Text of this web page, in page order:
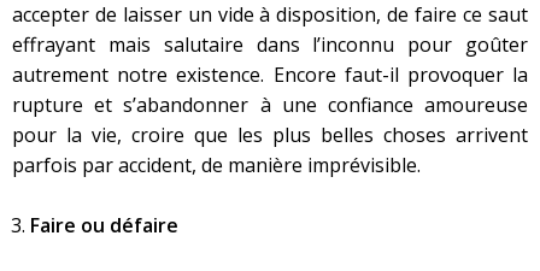
accepter de laisser un vide à disposition, de faire ce saut
effrayant mais salutaire dans l’inconnu pour goûter
autrement notre existence. Encore faut-il provoquer la
rupture et s’abandonner à une confiance amoureuse
pour la vie, croire que les plus belles choses arrivent
parfois par accident, de manière imprévisible.
Faire ou défaire